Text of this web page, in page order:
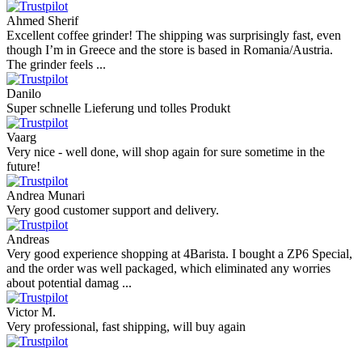
Ahmed Sherif
Excellent coffee grinder! The shipping was surprisingly fast, even
though I’m in Greece and the store is based in Romania/Austria.
The grinder feels ...
Danilo
Super schnelle Lieferung und tolles Produkt
Vaarg
Very nice - well done, will shop again for sure sometime in the
future!
Andrea Munari
Very good customer support and delivery.
Andreas
Very good experience shopping at 4Barista. I bought a ZP6 Special,
and the order was well packaged, which eliminated any worries
about potential damag ...
Victor M.
Very professional, fast shipping, will buy again